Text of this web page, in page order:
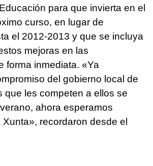
para que invierta en el
curso, en lugar de
el 2012-2013 y que se incluya
mejoras en las
forma inmediata. «Ya
del gobierno local de
que les competen a ellos se
ahora esperamos
recordaron desde el